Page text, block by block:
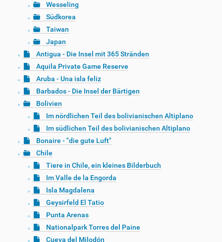
Wesseling
Südkorea
Taiwan
Japan
Antigua - Die Insel mit 365 Stränden
Aquila Private Game Reserve
Aruba - Una isla feliz
Barbados - Die Insel der Bärtigen
Bolivien
Im nördlichen Teil des bolivianischen Altiplano
Im südlichen Teil des bolivianischen Altiplano
Bonaire - "die gute Luft"
Chile
Tiere in Chile, ein kleines Bilderbuch
Im Valle de la Engorda
Isla Magdalena
Geysirfeld El Tatio
Punta Arenas
Nationalpark Torres del Paine
Cueva del Milodón